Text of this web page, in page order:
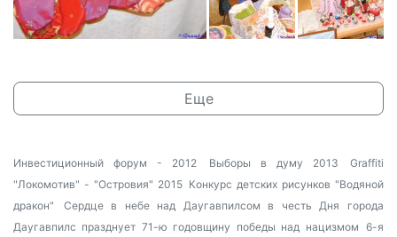
Еще
Инвестиционный форум - 2012 Выборы в думу 2013
Graffiti
"Локомотив" - "Островия" 2015 Конкурс детских рисунков "Водяной
дракон"
Сердце в небе над Даугавпилсом в честь Дня города
Даугавпилс празднует 71-ю годовщину победы над нацизмом
6-я